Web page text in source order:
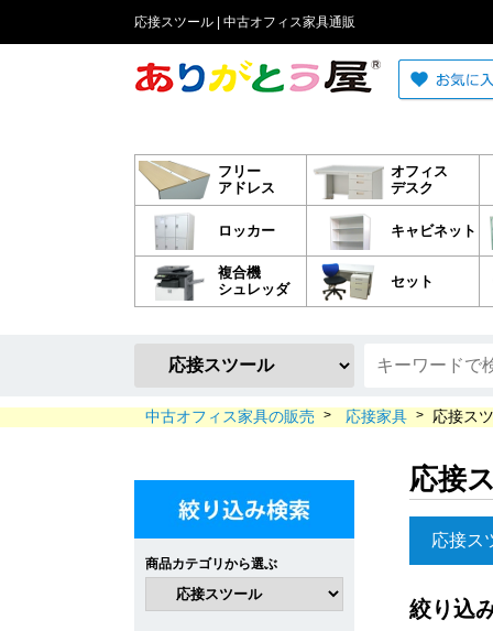
応接スツール | 中古オフィス家具通販
フリー
アドレス
オフィス
デスク
ロッカー キャビネット
複合機
シュレッダ
セット
中古オフィス家具の販売 > 応接家具 > 応接ス
応接
応接ス
絞り込
商品カテゴリから選ぶ